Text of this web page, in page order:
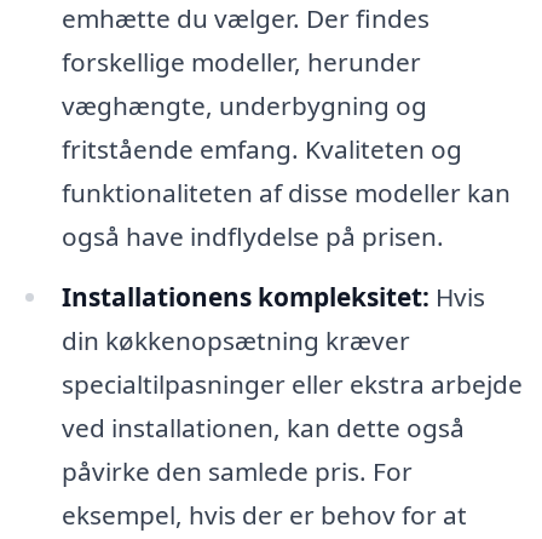
emhætte du vælger. Der findes
forskellige modeller, herunder
væghængte, underbygning og
fritstående emfang. Kvaliteten og
funktionaliteten af disse modeller kan
også have indflydelse på prisen.
Installationens kompleksitet: Hvis
din køkkenopsætning kræver
specialtilpasninger eller ekstra arbejde
ved installationen, kan dette også
påvirke den samlede pris. For
eksempel, hvis der er behov for at